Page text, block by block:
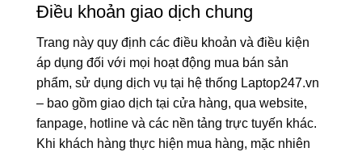
Điều khoản giao dịch chung
Trang này quy định các điều khoản và điều kiện
áp dụng đối với mọi hoạt động mua bán sản
phẩm, sử dụng dịch vụ tại hệ thống Laptop247.vn
– bao gồm giao dịch tại cửa hàng, qua website,
fanpage, hotline và các nền tảng trực tuyến khác.
Khi khách hàng thực hiện mua hàng, mặc nhiên